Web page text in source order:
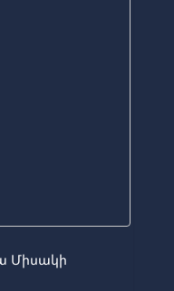
Միսակի